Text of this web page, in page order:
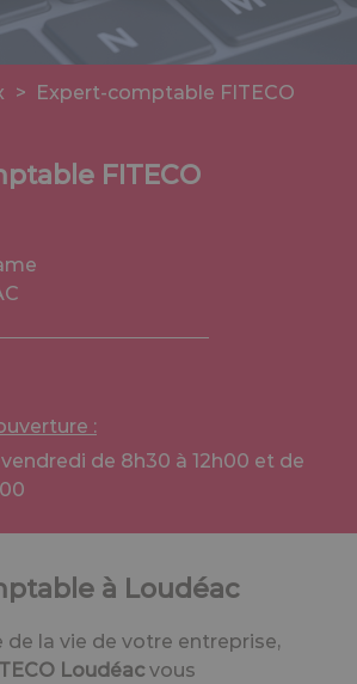
> Expert-comptable FITECO
FITECO
:
de 8h30 à 12h00 et de
à Loudéac
de la vie de votre entreprise,
Loudéacvous